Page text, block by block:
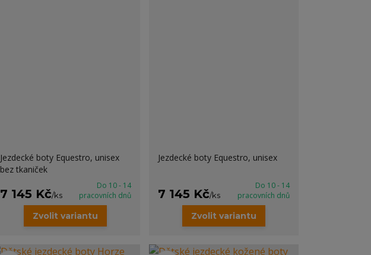
Jezdecké boty Equestro, unisex
bez tkaniček
7 145 Kč/ks
Do 10 - 14
pracovních dnů
Zvolit variantu
Jezdecké boty Equestro, unisex
7 145 Kč/ks
Do 10 - 14
pracovních dnů
Zvolit variantu